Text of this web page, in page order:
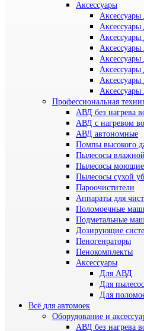
Аксессуары
Аксессуары
Аксессуары
Аксессуары
Аксессуары
Аксессуары
Аксессуары
Аксессуары
Профессиональная
АВД без нагрева
АВД с нагревом
АВД автономные
Помпы высокого
Пылесосы
Пылесосы моющие
Пылесосы сухой
Пароочистители
Аппараты для
Поломоечные
Подметальные
Дозирующие
Пеногенраторы
Пенокомплекты
Аксессуары
Для АВД
Для
Для
Всё для автомоек
Оборудование и
АВД без нагрева